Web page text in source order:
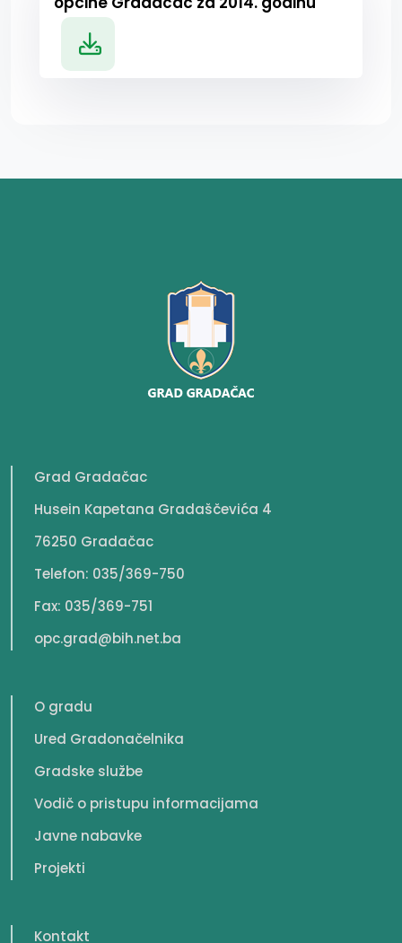
Grad Gradačac
Husein Kapetana Gradaščevića 4
76250 Gradačac
Telefon: 035/369-750
Fax: 035/369-751
opc.grad@bih.net.ba
O gradu
Ured Gradonačelnika
Gradske službe
Vodič o pristupu informacijama
Javne nabavke
Projekti
Kontakt